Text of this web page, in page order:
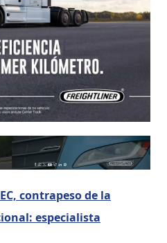
contrapeso de la
especialista